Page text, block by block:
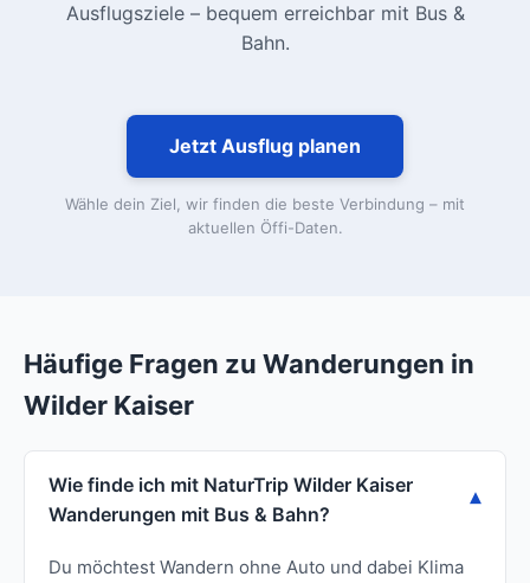
Ausflugsziele – bequem erreichbar mit Bus &
Bahn.
Jetzt Ausflug planen
Wähle dein Ziel, wir finden die beste Verbindung – mit
aktuellen Öffi-Daten.
Häufige Fragen zu Wanderungen in
Wilder Kaiser
Wie finde ich mit NaturTrip Wilder Kaiser
Wanderungen mit Bus & Bahn?
Du möchtest Wandern ohne Auto und dabei Klima